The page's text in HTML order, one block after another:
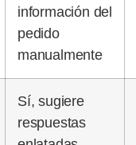
información del
pedido
manualmente
Sí, sugiere
respuestas